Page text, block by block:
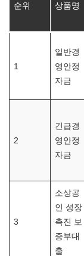
순위 상품명
1
일반경
영안정
자금
2
긴급경
영안정
자금
3
소상공
인 성장
촉진 보
증부대
출